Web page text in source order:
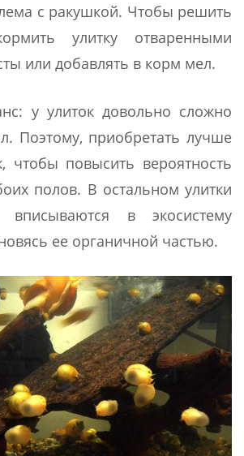
с ракушкой. Чтобы решить
улитку отваренными
или добавлять в корм мел.
у улиток довольно сложно
Поэтому, приобретать лучше
чтобы повысить вероятность
полов. В остальном улитки
в экосистему
ее органичной частью.